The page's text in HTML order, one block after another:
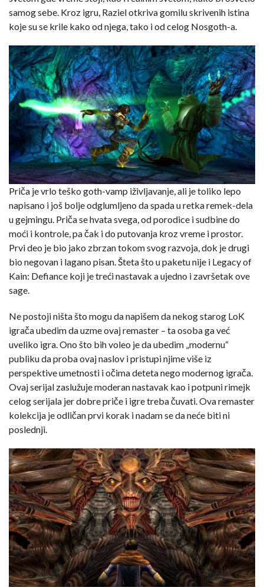
samog sebe. Kroz igru, Raziel otkriva gomilu skrivenih istina
koje su se krile kako od njega, tako i od celog Nosgoth-a.
Priča je vrlo teško goth-vamp iživljavanje, ali je toliko lepo
napisano i još bolje odglumljeno da spada u retka remek-dela
u gejmingu. Priča se hvata svega, od porodice i sudbine do
moći i kontrole, pa čak i do putovanja kroz vreme i prostor.
Prvi deo je bio jako zbrzan tokom svog razvoja, dok je drugi
bio negovan i lagano pisan. Šteta što u paketu nije i Legacy of
Kain: Defiance koji je treći nastavak a ujedno i završetak ove
sage.
Ne postoji ništa što mogu da napišem da nekog starog LoK
igrača ubedim da uzme ovaj remaster – ta osoba ga već
uveliko igra. Ono što bih voleo je da ubedim „modernu“
publiku da proba ovaj naslov i pristupi njime više iz
perspektive umetnosti i očima deteta nego modernog igrača.
Ovaj serijal zaslužuje moderan nastavak kao i potpuni rimejk
celog serijala jer dobre priče i igre treba čuvati. Ova remaster
kolekcija je odličan prvi korak i nadam se da neće biti ni
poslednji.